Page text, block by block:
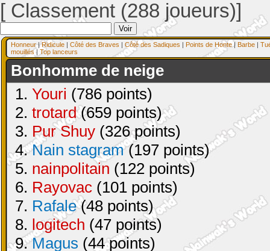
[ Classement (288 joueurs)]
Honneur|Ridicule | Côté des Braves | Côté des Sadiques | Points de Honte| Barbe |
mouillés| Top lanceurs
Bonhomme de neige
1. Youri (786 points)
2. trotard(659 points)
3. Pur Shuy (326 points)
4.Nain stagram(197 points)
5. nainpolitain (122 points)
6. Rayovac (101 points)
7. Rafale(48 points)
8. logitech (47 points)
9.Magus (44 points)